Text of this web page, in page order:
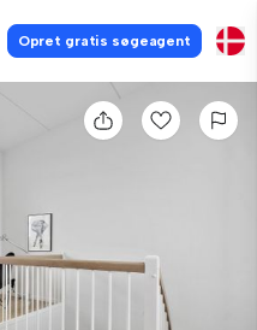
Opret gratis søgeagent